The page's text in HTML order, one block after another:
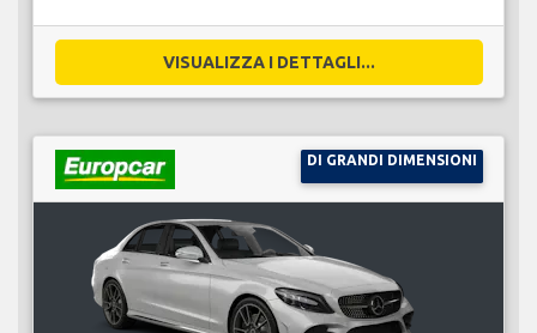
VISUALIZZA I DETTAGLI...
DI GRANDI DIMENSIONI